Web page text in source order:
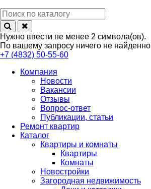
Нужно ввести не менее 2 символа(ов).
По вашему запросу ничего не найденно
+7 (4832) 50-55-60
Компания
Новости
Вакансии
Отзывы
Вопрос-ответ
Публикации, статьи
Ремонт квартир
Каталог
Квартиры и комнаты
Квартиры
Комнаты
Новостройки
Загородная недвижимость